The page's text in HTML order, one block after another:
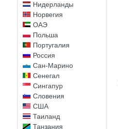
Нидерланды
Норвегия
ОАЭ
Польша
Португалия
Россия
Сан-Марино
Сенегал
Сингапур
Словения
США
Таиланд
Танзания